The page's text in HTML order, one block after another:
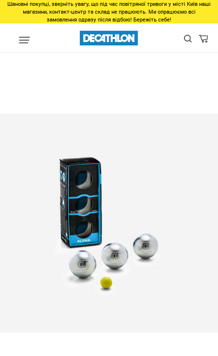
Шановні покупці, зверніть увагу, що під час повітряної тривоги у місті Київ наші
магазини, контакт-центр та склад не працюють. Ми опрацюємо всі
замовлення одразу після відбою! Бережіть себе!
Виды спорта Точные виды спорта Наборы для